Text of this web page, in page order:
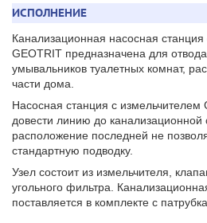
ИСПОЛНЕНИЕ
Канализационная насосная
GEOTRIT предназначена для отвода
умывальников туалетных комнат,
части дома.
Насосная станция с измельчителем
довести линию до канализационной
расположение последней не
стандартную подводку.
Узел состоит из измельчителя,
угольного фильтра.
поставляется в комплекте с